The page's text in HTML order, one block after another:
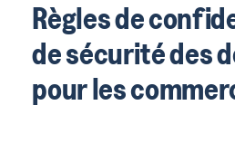
Règles de
de sécurité des
pour les